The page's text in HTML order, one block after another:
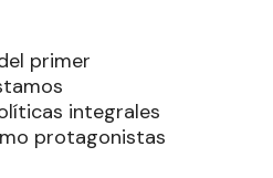
primer
integrales
protagonistas